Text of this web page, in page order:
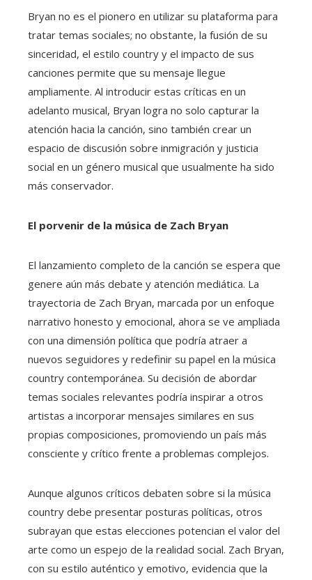
Bryan no es el pionero en utilizar su plataforma para
tratar temas sociales; no obstante, la fusión de su
sinceridad, el estilo country y el impacto de sus
canciones permite que su mensaje llegue
ampliamente. Al introducir estas críticas en un
adelanto musical, Bryan logra no solo capturar la
atención hacia la canción, sino también crear un
espacio de discusión sobre inmigración y justicia
social en un género musical que usualmente ha sido
más conservador.
El porvenir de la música de Zach Bryan
El lanzamiento completo de la canción se espera que
genere aún más debate y atención mediática. La
trayectoria de Zach Bryan, marcada por un enfoque
narrativo honesto y emocional, ahora se ve ampliada
con una dimensión política que podría atraer a
nuevos seguidores y redefinir su papel en la música
country contemporánea. Su decisión de abordar
temas sociales relevantes podría inspirar a otros
artistas a incorporar mensajes similares en sus
propias composiciones, promoviendo un país más
consciente y crítico frente a problemas complejos.
Aunque algunos críticos debaten sobre si la música
country debe presentar posturas políticas, otros
subrayan que estas elecciones potencian el valor del
arte como un espejo de la realidad social. Zach Bryan,
con su estilo auténtico y emotivo, evidencia que la